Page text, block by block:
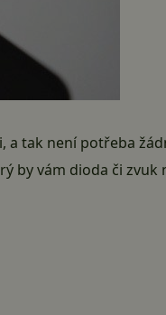
a tak není potřeba
by vám dioda či zvuk